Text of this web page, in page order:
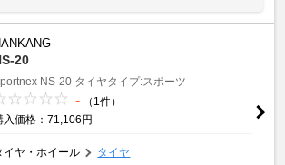
20
NS-20 タイヤタイプ:スポーツ
-
（1件）
入価格：71,106円
イヤ・ホイール タイヤ